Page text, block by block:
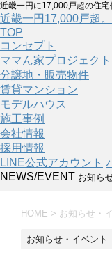
近畿一円に17,000戸超の住宅
近畿一円17,000戸超
TOP
コンセプト
ママん家プロジェクト
分譲地・販売物件
賃貸マンション
モデルハウス
施工事例
会社情報
採用情報
LINE公式アカウント
NEWS/EVENT お知ら
HOME > お知らせ・
お知らせ・イベント